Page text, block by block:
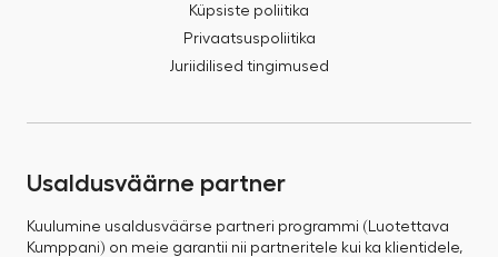
Küpsiste poliitika
Privaatsuspoliitika
Juriidilised tingimused
Usaldusväärne partner
Kuulumine usaldusväärse partneri programmi (Luotettava
Kumppani) on meie garantii nii partneritele kui ka klientidele,